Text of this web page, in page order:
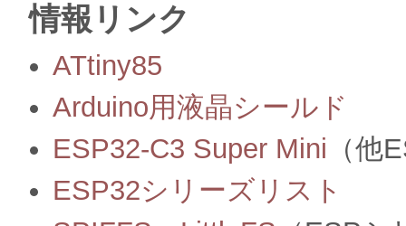
情報リンク
ATtiny85
Arduino用液晶シールド
ESP32-C3 Super Mini （他
ESP32シリーズリスト